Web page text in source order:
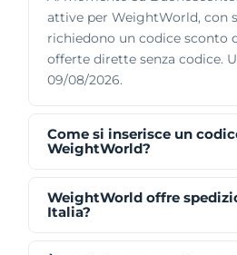
attive per WeightWorld, con
richiedono un codice sconto
offerte dirette senza codice.
09/08/2026.
Come si inserisce un
WeightWorld?
WeightWorld offre
Italia?